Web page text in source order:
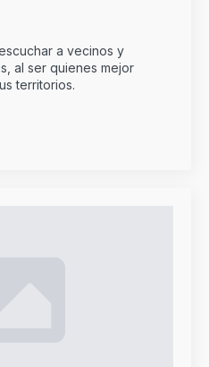
a vecinos y
al ser quienes mejor
territorios.